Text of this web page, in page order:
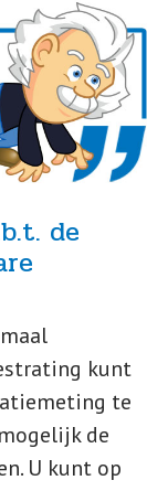
de
kunt
te
de
U kunt op